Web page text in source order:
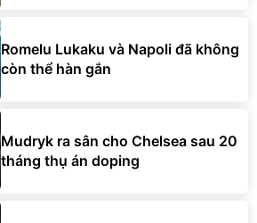
Romelu Lukaku và Napoli đã không
còn thể hàn gắn
Mudryk ra sân cho Chelsea sau 20
tháng thụ án doping